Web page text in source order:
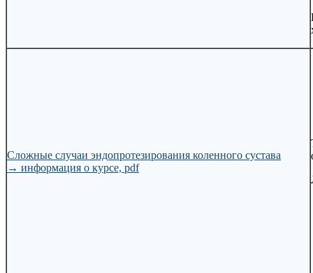
Сложные случаи эндопротезирования коленного сустава
→ информация о курсе, pdf